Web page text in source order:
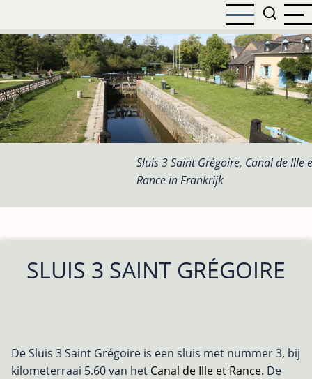
naar
de
inhoud
gaan
Sluis 3 Saint Grégoire, Canal de Ille
Rance in Frankrijk
SLUIS 3 SAINT GRÉGOIRE
De Sluis 3 Saint Grégoire is een sluis met nummer 3, bij
kilometerraai 5.60 van het Canal de Ille et Rance. De